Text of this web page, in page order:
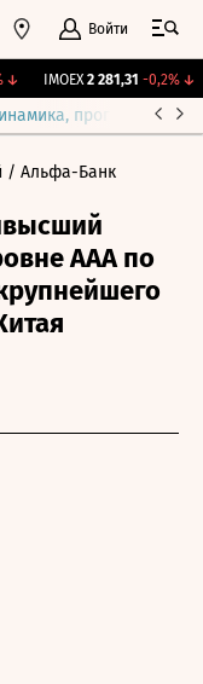
Войти
IMOEX 2 281,31 -0,2%↓
прогнозы
/ Альфа-Банк
ААА по